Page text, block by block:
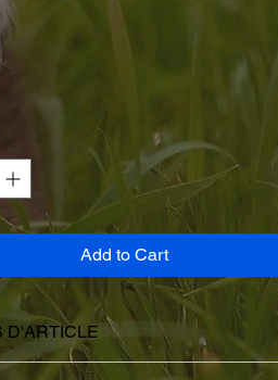
Add to Cart
D'ARTICLE
Saisissez ici les caractéristiques de